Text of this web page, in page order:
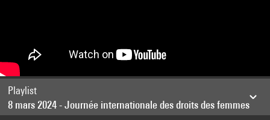
Playlist
8 mars 2024 - Journée internationale des droits des femmes